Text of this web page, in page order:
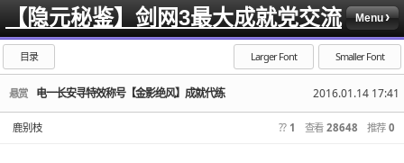
【隐元秘鉴】剑网3最大成就党交流 Menu
目录 Larger Font Smaller Font
悬赏 2016.01.14 17:41
电一长安寻特效称号【金影绝风】成就代练
鹿别枝 ?? 1 查看 28648 推荐 0